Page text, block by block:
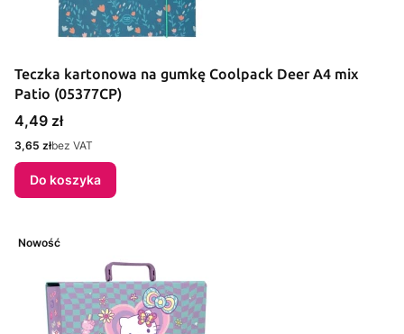
Teczka kartonowa na gumkę Coolpack Deer A4 mix
Patio (05377CP)
Cena
4,49 zł
Cena
3,65 złbez VAT
Do koszyka
Nowość